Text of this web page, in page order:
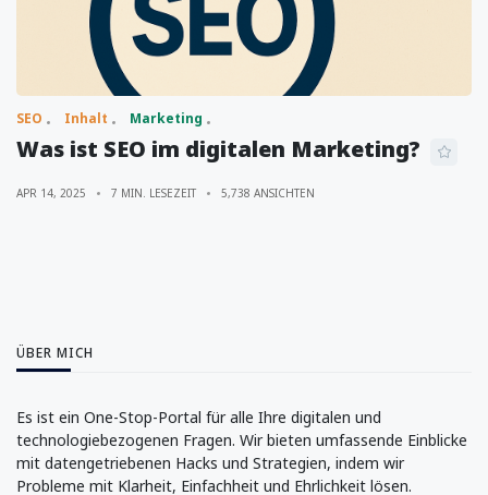
SEO Inhalt Marketing
Was ist SEO im digitalen Marketing?
APR 14, 2025 7 MIN. LESEZEIT 5,738 ANSICHTEN
ÜBER MICH
Es ist ein One-Stop-Portal für alle Ihre digitalen und
technologiebezogenen Fragen. Wir bieten umfassende Einblicke
mit datengetriebenen Hacks und Strategien, indem wir
Probleme mit Klarheit, Einfachheit und Ehrlichkeit lösen.